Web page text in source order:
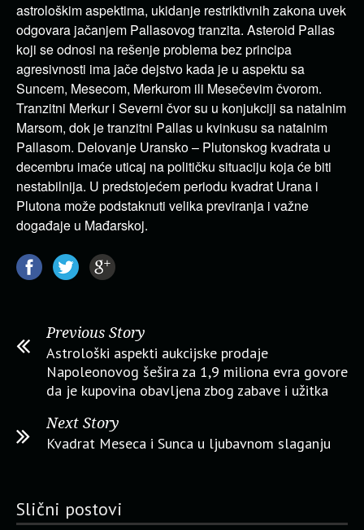
astrološkim aspektima, ukidanje restriktivnih zakona uvek
odgovara jačanjem Pallasovog tranzita. Asteroid Pallas
koji se odnosi na rešenje problema bez principa
agresivnosti ima jače dejstvo kada je u aspektu sa
Suncem, Mesecom, Merkurom ili Mesečevim čvorom.
Tranzitni Merkur i Severni čvor su u konjukciji sa natalnim
Marsom, dok je tranzitni Pallas u kvinkusu sa natalnim
Pallasom. Delovanje Uransko – Plutonskog kvadrata u
decembru imaće uticaj na političku situaciju koja će biti
nestabilnija. U predstojećem periodu kvadrat Urana i
Plutona može podstaknuti velika previranja i važne
događaje u Mađarskoj.
Previous Story
Astrološki aspekti aukcijske prodaje
Napoleonovog šešira za 1,9 miliona evra govore
da je kupovina obavljena zbog zabave i užitka
Next Story
Kvadrat Meseca i Sunca u ljubavnom slaganju
Slični postovi